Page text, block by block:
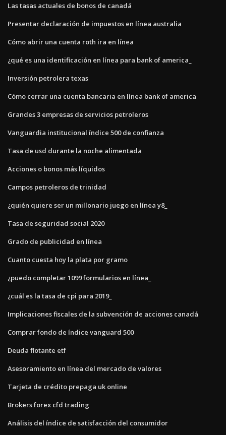
Las tasas actuales de bonos de canadá
Presentar declaración de impuestos en línea australia
Cómo abrir una cuenta roth ira en línea
¿qué es una identificación en línea para bank of america_
Inversión petrolera texas
Cómo cerrar una cuenta bancaria en línea bank of america
Grandes 3 empresas de servicios petroleros
Vanguardia institucional índice 500 de confianza
Tasa de usd durante la noche alimentada
Acciones o bonos más líquidos
Campos petroleros de trinidad
¿quién quiere ser un millonario juego en línea y8_
Tasa de seguridad social 2020
Grado de publicidad en línea
Cuanto cuesta hoy la plata por gramo
¿puedo completar 1099 formularios en línea_
¿cuál es la tasa de cpi para 2019_
Implicaciones fiscales de la subvención de acciones canadá
Comprar fondo de índice vanguard 500
Deuda flotante etf
Asesoramiento en línea del mercado de valores
Tarjeta de crédito prepaga uk online
Brokers forex cfd trading
Análisis del índice de satisfacción del consumidor